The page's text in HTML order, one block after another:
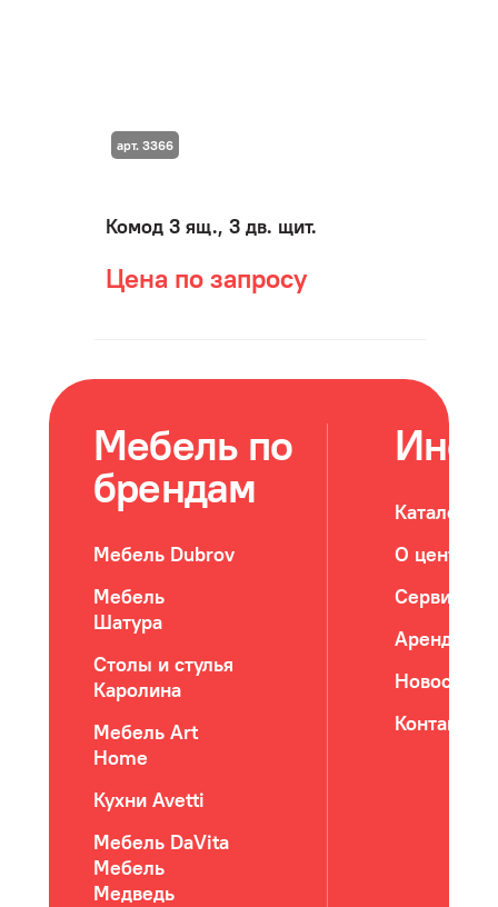
Комод 3 ящ., 3 дв. щит.
Цена по запросу
арт. 3366
Мебель по
брендам
Мебель Dubrov
Мебель
Шатура
Столы и стулья
Каролина
Мебель Art
Home
Кухни Avetti
Мебель DaVita
Мебель
Медведь
Каталог
О центре
Сервис
Новости
Контакты